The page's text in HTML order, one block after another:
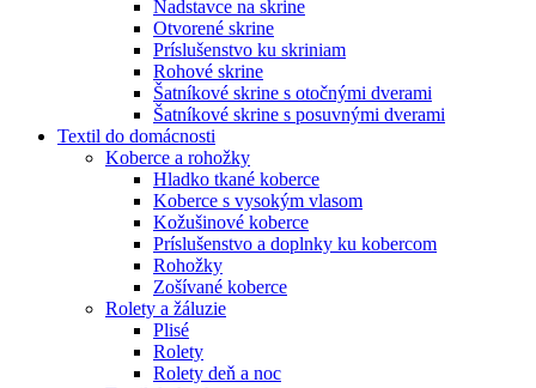
Nadstavce na skrine
Otvorené skrine
Príslušenstvo ku skriniam
Rohové skrine
Šatníkové skrine s otočnými dverami
Šatníkové skrine s posuvnými dverami
Textil do domácnosti
Koberce a rohožky
Hladko tkané koberce
Koberce s vysokým vlasom
Kožušinové koberce
Príslušenstvo a doplnky ku kobercom
Rohožky
Zošívané koberce
Rolety a žáluzie
Plisé
Rolety
Rolety deň a noc